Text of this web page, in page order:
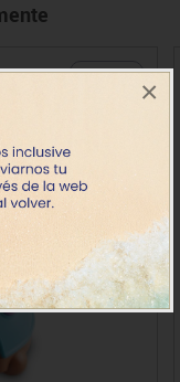
×
+ 18 meses